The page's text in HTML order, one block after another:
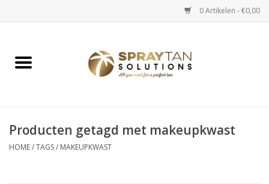
0 Artikelen - €0,00
Home
Spray Tan Starterspakketten
Producten getagd met makeupkwast
HOME/TAGS/ MAKEUPKWAST